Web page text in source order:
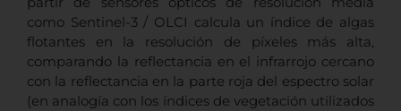
como Sentinel-3 / OLCI calcula un índice de algas
flotantes en la resolución de píxeles más alta,
comparando la reflectancia en el infrarrojo cercano
con la reflectancia en la parte roja del espectro solar
(en analogía con los índices de vegetación utilizados